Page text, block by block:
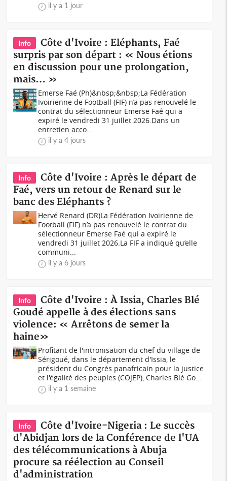
il y a 1 jour
Info
Côte d'Ivoire : Eléphants, Faé
surpris par son départ : « Nous étions
en discussion pour une prolongation,
mais… »
Emerse Faé (Ph)&nbsp;&nbsp;La Fédération
Ivoirienne de Football (FIF) n’a pas renouvelé le
contrat du sélectionneur Emerse Faé qui a
expiré le vendredi 31 juillet 2026.Dans un
entretien acco...
il y a 4 jours
Info
Côte d'Ivoire : Après le départ de
Faé, vers un retour de Renard sur le
banc des Eléphants ?
Hervé Renard (DR)La Fédération Ivoirienne de
Football (FIF) n’a pas renouvelé le contrat du
sélectionneur Emerse Faé qui a expiré le
vendredi 31 juillet 2026.La FIF a indiqué qu’elle
communi...
il y a 6 jours
Info
Côte d'Ivoire : À Issia, Charles Blé
Goudé appelle à des élections sans
violence: « Arrêtons de semer la
haine»
Profitant de l'intronisation du chef du village de
Sérigoué, dans le département d'Issia, le
président du Congrès panafricain pour la justice
et l'égalité des peuples (COJEP), Charles Blé Go...
il y a 1 semaine
Info
Côte d'Ivoire-Nigeria : Le succès
d'Abidjan lors de la Conférence de l'UA
des télécommunications à Abuja
procure sa réélection au Conseil
d'administration